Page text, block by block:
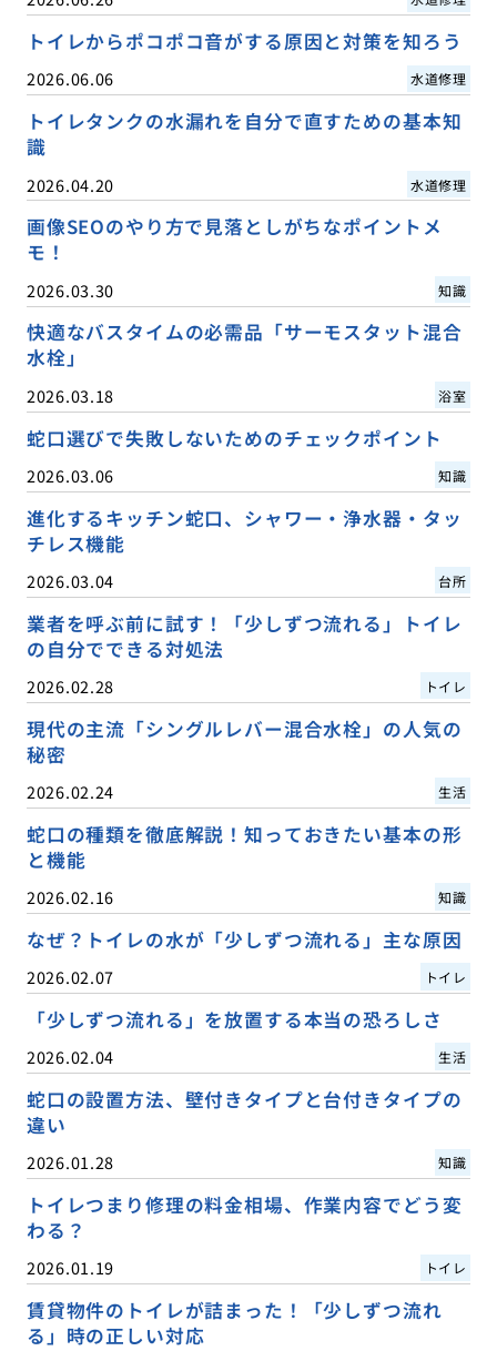
トイレからポコポコ音がする原因と対策を知ろう
2026.06.06 水道修理
トイレタンクの水漏れを自分で直すための基本知
識
2026.04.20 水道修理
画像SEOのやり方で見落としがちなポイントメ
モ！
2026.03.30 知識
快適なバスタイムの必需品「サーモスタット混合
水栓」
2026.03.18 浴室
蛇口選びで失敗しないためのチェックポイント
2026.03.06 知識
進化するキッチン蛇口、シャワー・浄水器・タッ
チレス機能
2026.03.04 台所
業者を呼ぶ前に試す！「少しずつ流れる」トイレ
の自分でできる対処法
2026.02.28 トイレ
現代の主流「シングルレバー混合水栓」の人気の
秘密
2026.02.24 生活
蛇口の種類を徹底解説！知っておきたい基本の形
と機能
2026.02.16 知識
なぜ？トイレの水が「少しずつ流れる」主な原因
2026.02.07 トイレ
「少しずつ流れる」を放置する本当の恐ろしさ
2026.02.04 生活
蛇口の設置方法、壁付きタイプと台付きタイプの
違い
2026.01.28 知識
トイレつまり修理の料金相場、作業内容でどう変
わる？
2026.01.19 トイレ
賃貸物件のトイレが詰まった！「少しずつ流れ
る」時の正しい対応